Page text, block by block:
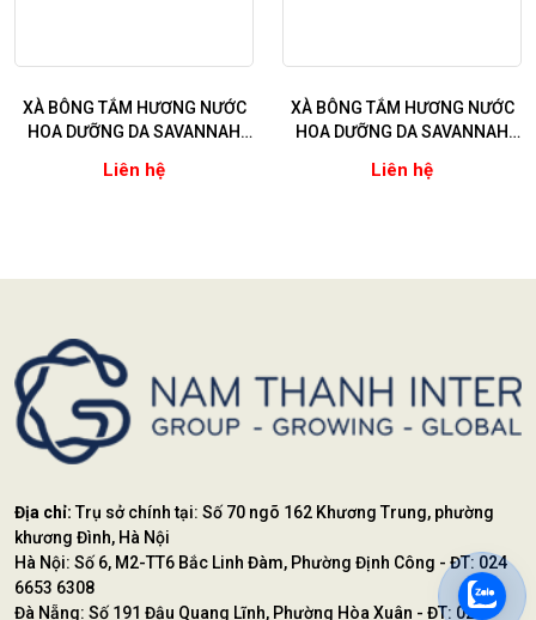
XÀ BÔNG TẮM HƯƠNG NƯỚC
HOA DƯỠNG DA SAVANNAH
Bergamot)
Liên hệ
XÀ BÔNG TẮM HƯƠNG NƯỚC
HOA DƯỠNG DA SAVANNAH
Ly)
Liên hệ
Địa chỉ: Trụ sở chính tại: Số 70 ngõ 162 Khương Trung, phường
khương Đình, Hà Nội
Hà Nội: Số 6, M2-TT6 Bắc Linh Đàm, Phường Định Công - ĐT: 024
6653 6308
Đà Nẵng: Số 191 Đậu Quang Lĩnh, Phường Hòa Xuân - ĐT: 023